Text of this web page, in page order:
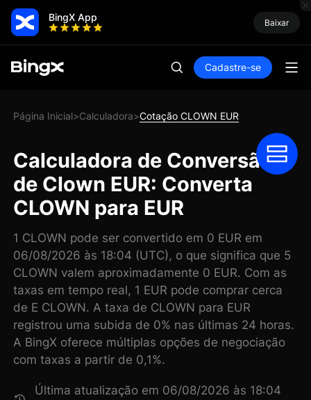
BingX App Baixar
Cadastre-se
Página Inicial>Calculadora>Cotação CLOWN EUR
Calculadora de Conversão
de Clown EUR: Converta
CLOWN para EUR
1 CLOWN pode ser convertido em 0 EUR em
06/08/2026 às 18:04 (UTC), o que significa que 5
CLOWN valem aproximadamente 0 EUR. Com as
taxas em tempo real, 1 EUR pode comprar cerca
de E CLOWN. A taxa de CLOWN para EUR
registrou uma subida de 0% nas últimas 24 horas.
A BingX oferece múltiplas opções de negociação
com taxas a partir de 0,1%.
Última atualização em 06/08/2026 às 18:04